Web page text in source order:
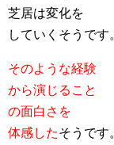
芝居は変化を
していくそうです
そのような経験
から演じること
の面白さを
体感したそうです